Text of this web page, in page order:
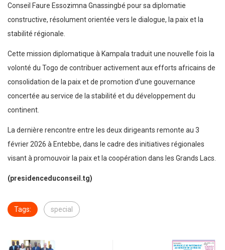
Conseil Faure Essozimna Gnassingbé pour sa diplomatie
constructive, résolument orientée vers le dialogue, la paix et la
stabilité régionale.
Cette mission diplomatique à Kampala traduit une nouvelle fois la
volonté du Togo de contribuer activement aux efforts africains de
consolidation de la paix et de promotion d’une gouvernance
concertée au service de la stabilité et du développement du
continent.
La dernière rencontre entre les deux dirigeants remonte au 3
février 2026 à Entebbe, dans le cadre des initiatives régionales
visant à promouvoir la paix et la coopération dans les Grands Lacs.
(presidenceduconseil.tg)
Tags: special